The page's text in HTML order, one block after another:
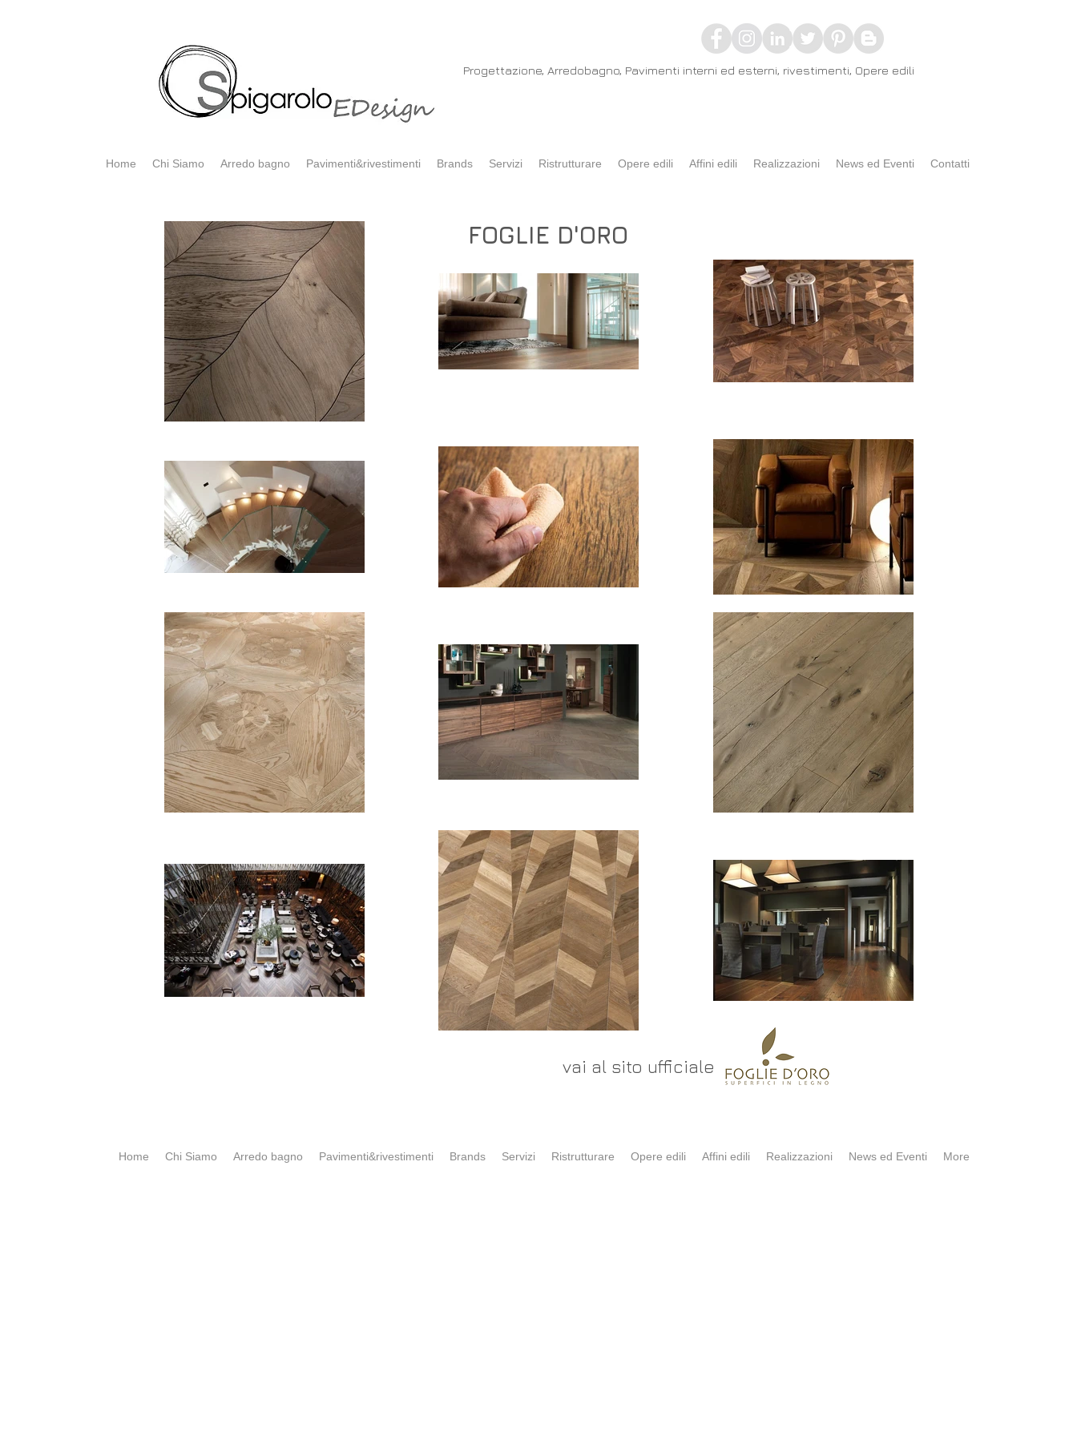
Home Chi Siamo Arredo bagno Pavimenti&rivestimenti Brands Servizi Ristrutturare Opere edili Affini edili Realizzazioni News ed Eventi Contatti
Progettazione, Arredobagno, Pavimenti interni ed esterni, rivestimenti, Opere edili
FOGLIE D'ORO
vai al sito ufficiale
Home Chi Siamo Arredo bagno Pavimenti&rivestimenti Brands Servizi Ristrutturare Opere edili Affini edili Realizzazioni News ed Eventi More